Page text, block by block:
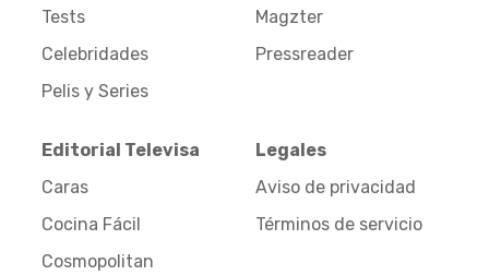
Tests
Celebridades
Pelis y Series
Magzter
Pressreader
Editorial Televisa
Caras
Cocina Fácil
Cosmopolitan
Legales
Aviso de privacidad
Términos de servicio